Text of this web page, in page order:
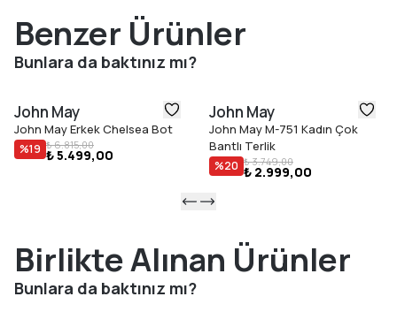
Benzer Ürünler
Bunlara da baktınız mı?
John May
John May Erkek Chelsea Bot
%19 ₺ 6.815,00
₺ 5.499,00
John May
John May M-751 Kadın Çok
Bantlı Terlik
%20 ₺ 3.749,00
₺ 2.999,00
Birlikte Alınan Ürünler
Bunlara da baktınız mı?